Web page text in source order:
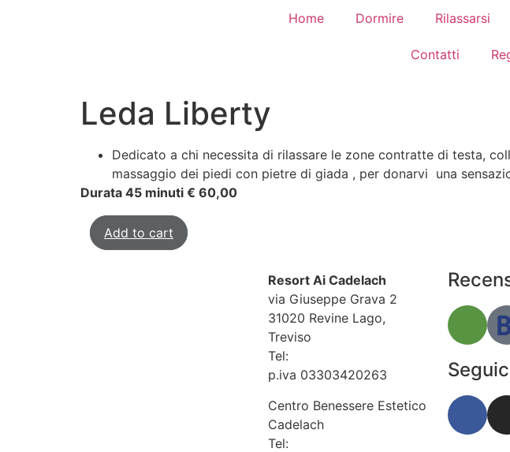
Home Dormire Rilassarsi
Contatti
Leda Liberty
Dedicato a chi necessita di rilassare le zone contratte di testa,
massaggio dei piedi con pietre di giada , per donarvi una
Durata 45 minuti € 60,00
Add to cart
Resort Ai Cadelach
via Giuseppe Grava 2
31020 Revine Lago,
Treviso
Tel:
p.iva 03303420263
Centro Benessere Estetico
Cadelach
Tel: